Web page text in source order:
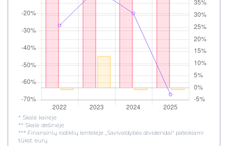
* Skalė kairėje
** Skalė dešinėje
*** Finansinių rodiklių lentelėje „Savivaldybės dividendai“ pateikiami
tūkst. eurų